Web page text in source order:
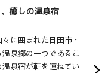
癒しの温泉宿
に囲まれた日田市・
泉郷の一つであるこ
泉宿が軒を連ねてい